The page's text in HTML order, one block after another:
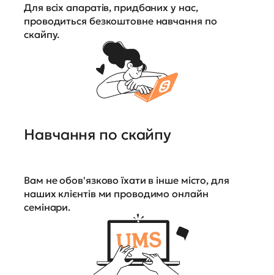
Для всіх апаратів, придбаних у нас,
проводиться безкоштовне навчання по
скайпу.
Навчання по скайпу
Вам не обов'язково їхати в інше місто, для
наших клієнтів ми проводимо онлайн
семінари.